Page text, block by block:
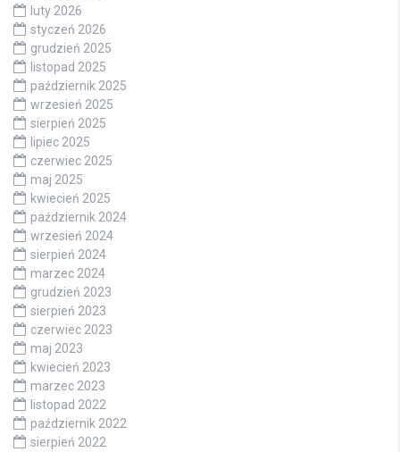
luty 2026
styczeń 2026
grudzień 2025
listopad 2025
październik 2025
wrzesień 2025
sierpień 2025
lipiec 2025
czerwiec 2025
maj 2025
kwiecień 2025
październik 2024
wrzesień 2024
sierpień 2024
marzec 2024
grudzień 2023
sierpień 2023
czerwiec 2023
maj 2023
kwiecień 2023
marzec 2023
listopad 2022
październik 2022
sierpień 2022